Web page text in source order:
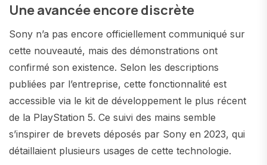
Une avancée encore discrète
Sony n’a pas encore officiellement communiqué sur
cette nouveauté, mais des démonstrations ont
confirmé son existence. Selon les descriptions
publiées par l’entreprise, cette fonctionnalité est
accessible via le kit de développement le plus récent
de la PlayStation 5. Ce suivi des mains semble
s’inspirer de brevets déposés par Sony en 2023, qui
détaillaient plusieurs usages de cette technologie.